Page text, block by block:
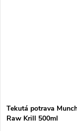
Tekutá potrava
Raw Krill 500ml